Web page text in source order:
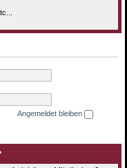
Angemeldet bleiben